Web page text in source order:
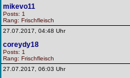
mikevo11
Posts: 1
Rang: Frischfleisch
27.07.2017, 04:48 Uhr
coreydy18
Posts: 1
Rang: Frischfleisch
27.07.2017, 06:03 Uhr